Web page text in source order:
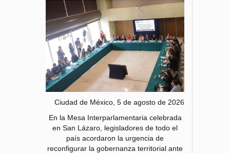
Ciudad de México, 5 de agosto de 2026
En la Mesa Interparlamentaria celebrada
en San Lázaro, legisladores de todo el
país acordaron la urgencia de
reconfigurar la gobernanza territorial ante